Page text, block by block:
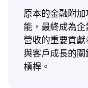
原本的金融附加
能，最終成為企
營收的重要貢獻
與客戶成長的關
槓桿。